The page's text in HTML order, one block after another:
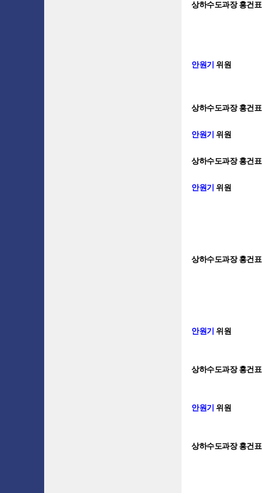
상하수도과장 홍건표
안원기 위원
상하수도과장 홍건표
안원기 위원
상하수도과장 홍건표
안원기 위원
상하수도과장 홍건표
안원기 위원
상하수도과장 홍건표
안원기 위원
상하수도과장 홍건표